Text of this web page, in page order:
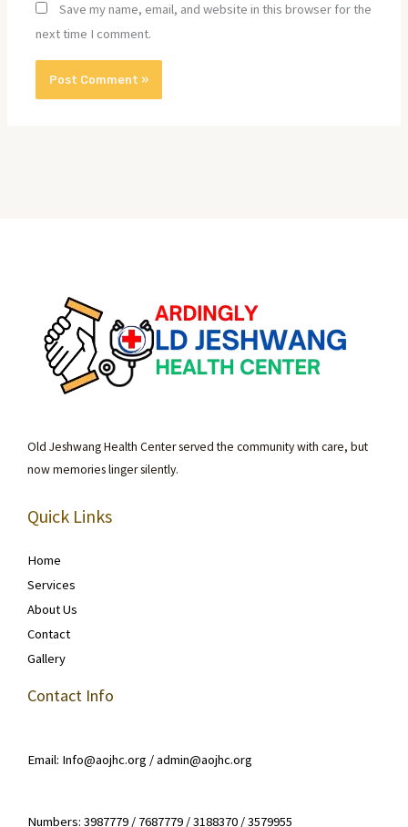
Save my name, email, and website in this browser for the
next time I comment.
Old Jeshwang Health Center served the community with care, but
now memories linger silently.
Quick Links
Home
Services
About Us
Contact
Gallery
Contact Info
Email: Info@aojhc.org / admin@aojhc.org
Numbers: 3987779 / 7687779 / 3188370 / 3579955